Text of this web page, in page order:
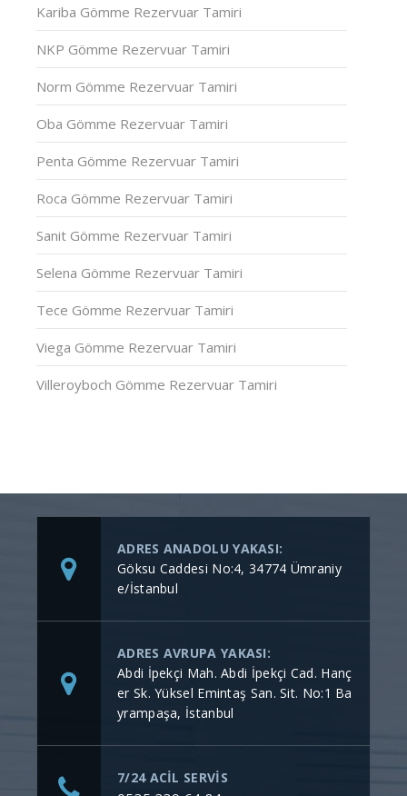
Kariba Gömme Rezervuar Tamiri
NKP Gömme Rezervuar Tamiri
Norm Gömme Rezervuar Tamiri
Oba Gömme Rezervuar Tamiri
Penta Gömme Rezervuar Tamiri
Roca Gömme Rezervuar Tamiri
Sanit Gömme Rezervuar Tamiri
Selena Gömme Rezervuar Tamiri
Tece Gömme Rezervuar Tamiri
Viega Gömme Rezervuar Tamiri
Villeroyboch Gömme Rezervuar Tamiri
ADRES ANADOLU YAKASI:
Göksu Caddesi No:4, 34774 Ümraniy
e/İstanbul
ADRES AVRUPA YAKASI:
Abdi İpekçi Mah. Abdi İpekçi Cad. Hanç
er Sk. Yüksel Emintaş San. Sit. No:1 Ba
yrampaşa, İstanbul
7/24 ACİL SERVİS